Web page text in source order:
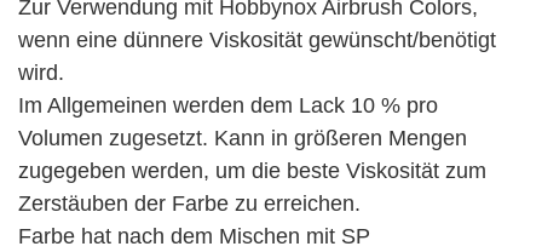
Zur Verwendung mit Hobbynox Airbrush Colors,
wenn eine dünnere Viskosität gewünscht/benötigt
wird.
Im Allgemeinen werden dem Lack 10 % pro
Volumen zugesetzt. Kann in größeren Mengen
zugegeben werden, um die beste Viskosität zum
Zerstäuben der Farbe zu erreichen.
Farbe hat nach dem Mischen mit SP